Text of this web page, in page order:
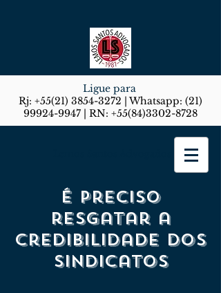
Ligue para
Rj: +55(21) 3854-3272 | Whatsapp: (21)
99924-9947 | RN: +55(84)3302-8728
É preciso
resgatar a
credibilidade dos
sindicatos